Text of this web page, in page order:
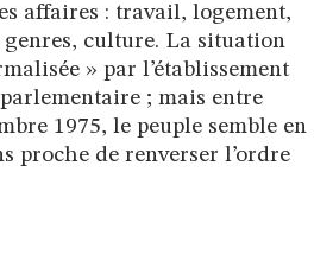
affaires : travail, logement,
culture. La situation
» par l’établissement
; mais entre
1975, le peuple semble en
proche de renverser l’ordre